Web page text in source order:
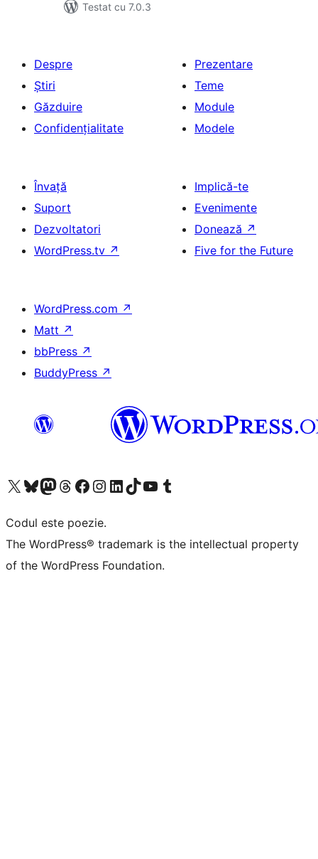
Testat cu 7.0.3
Despre
Știri
Găzduire
Confidențialitate
Prezentare
Teme
Module
Modele
Învață
Suport
Dezvoltatori
WordPress.tv ↗
Implică-te
Evenimente
Donează ↗
Five for the Future
WordPress.com ↗
Matt ↗
bbPress ↗
BuddyPress ↗
Mergi la contul nostru X (fost Twitter)
Vizitează contul nostru Bluesky
Vizitează contul nostru Mastodon
Vizitează contul nostru Threads
Vizitează pagina noastră Facebook
Vizitează-ne pe Instagram
Vizitează-ne pe LinkedIn
Vizitează contul nostru TikTok
Vizitează canalul nostru YouTube
Vizitează contul nostru Tumblr
Codul este poezie.
The WordPress® trademark is the intellectual property
of the WordPress Foundation.